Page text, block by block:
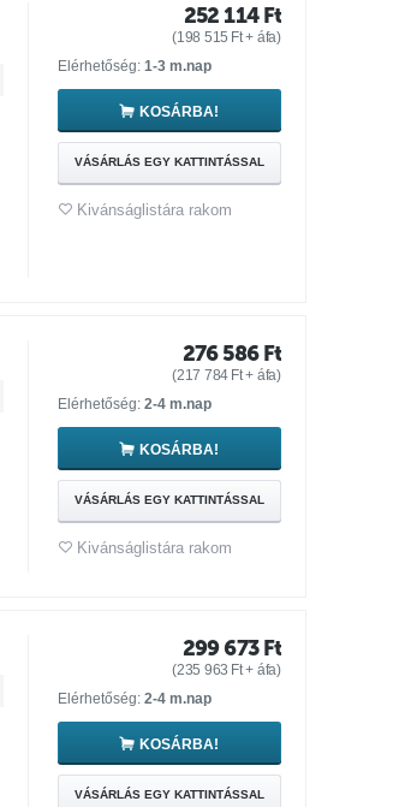
252 114 Ft
(198 515 Ft+ áfa)
Elérhetőség: 1-3 m.nap
KOSÁRBA!
VÁSÁRLÁS EGY KATTINTÁSSAL
Kivánságlistára rakom
276 586 Ft
(217 784 Ft+ áfa)
Elérhetőség: 2-4 m.nap
KOSÁRBA!
VÁSÁRLÁS EGY KATTINTÁSSAL
Kivánságlistára rakom
299 673 Ft
(235 963 Ft+ áfa)
Elérhetőség: 2-4 m.nap
KOSÁRBA!
VÁSÁRLÁS EGY KATTINTÁSSAL